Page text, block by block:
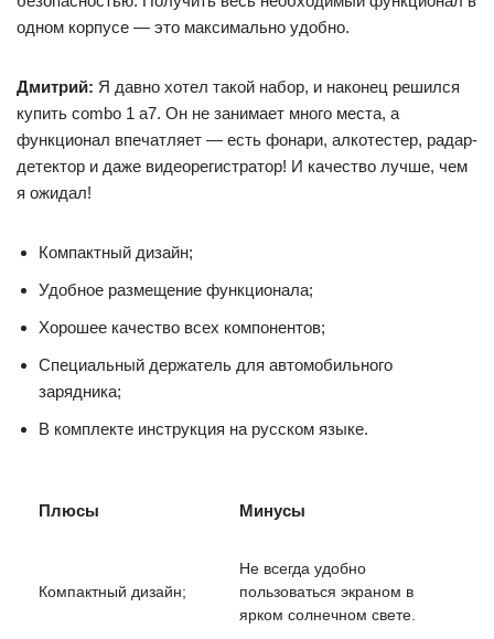
одном корпусе — это максимально удобно.
Дмитрий: Я давно хотел такой набор, и наконец решился
купить combo 1 а7. Он не занимает много места, а
функционал впечатляет — есть фонари, алкотестер, радар-
детектор и даже видеорегистратор! И качество лучше, чем
я ожидал!
Компактный дизайн;
Удобное размещение функционала;
Хорошее качество всех компонентов;
Специальный держатель для автомобильного
зарядника;
В комплекте инструкция на русском языке.
Плюсы Минусы
Компактный дизайн;
Не всегда удобно
пользоваться экраном в
ярком солнечном свете.